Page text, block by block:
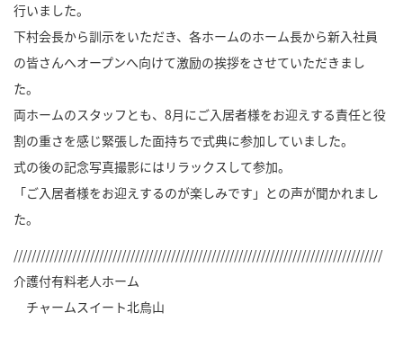
行いました。
下村会長から訓示をいただき、各ホームのホーム長から新入社員
の皆さんへオープンへ向けて激励の挨拶をさせていただきまし
た。
両ホームのスタッフとも、8月にご入居者様をお迎えする責任と役
割の重さを感じ緊張した面持ちで式典に参加していました。
式の後の記念写真撮影にはリラックスして参加。
「ご入居者様をお迎えするのが楽しみです」との声が聞かれまし
た。
//////////////////////////////////////////////////////////////////////////////////
介護付有料老人ホーム
チャームスイート北烏山